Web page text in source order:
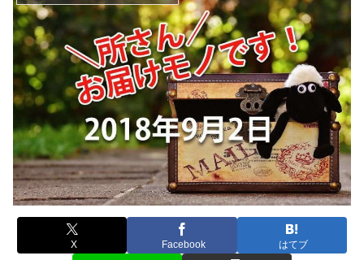
X Facebook はてブ